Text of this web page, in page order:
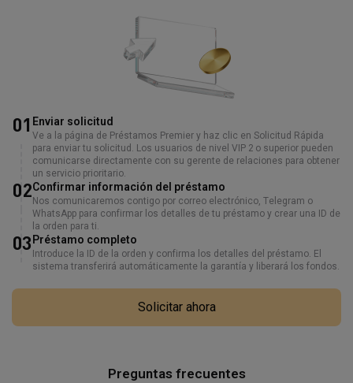
01 Enviar solicitud
Ve a la página de Préstamos Premier y haz clic en Solicitud Rápida
para enviar tu solicitud. Los usuarios de nivel VIP 2 o superior pueden
comunicarse directamente con su gerente de relaciones para obtener
un servicio prioritario.
02Confirmar información del préstamo
Nos comunicaremos contigo por correo electrónico, Telegram o
WhatsApp para confirmar los detalles de tu préstamo y crear una ID de
la orden para ti.
03 Préstamo completo
Introduce la ID de la orden y confirma los detalles del préstamo. El
sistema transferirá automáticamente la garantía y liberará los fondos.
Solicitar ahora
Preguntas frecuentes